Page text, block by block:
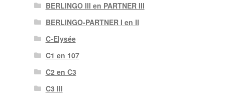
BERLINGO III en PARTNER III
BERLINGO-PARTNER I en II
C-Elysée
C1 en 107
C2 en C3
C3 III